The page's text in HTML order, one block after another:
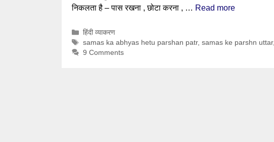
निकलता है – पास रखना , छोटा करना , … Read more
Categories
हिंदी व्याकरण
Tags
samas ka abhyas hetu parshan patr, samas ke parshn uttar,
9 Comments